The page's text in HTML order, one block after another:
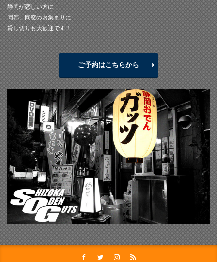
静岡が恋しい方に
同郷、同窓のお集まりに
貸し切りも大歓迎です！
ご予約はこちらから